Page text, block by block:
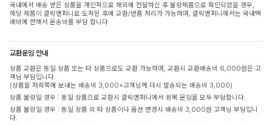
국내에서 배송 받은 상품을 개인적으로 해외에 전달하신 후 불량제품으로 확인되었을 경우,
해당 제품이 클릭앤퍼니로 도착된 후에 교환/반품 처리가 가능하며, 클릭앤퍼니에서는 국내택
배비에 한해서 운송비를 부담 합니다
교환운임 안내
상품 교환은 동일 상품 또는 타 상품으로도 교환 가능하며, 교환시 교환배송비 6,000원은 고
객님 부담입니다.
(상품을 저희쪽에 보내는 배송비 3,000+고객님께 다시 발송되는 배송비 3,000)
상품 불량일 경우 : 동일 상품으로 교환시 클릭앤퍼니에서 왕복 운임을 모두 부담합니다.
상품 불량일 경우 : 동일 상품 외 타 상품이나 옵션 변경시 배송비 3,000원 고객님 부담입니
다.